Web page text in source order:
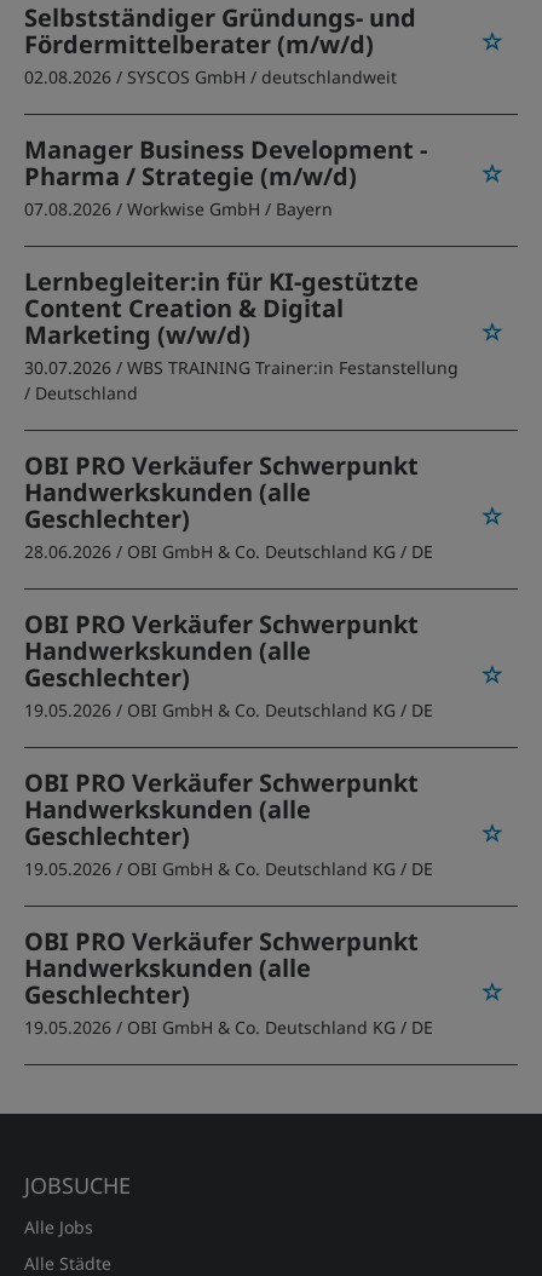
Selbstständiger Gründungs- und
Fördermittelberater (m/w/d)
02.08.2026 / SYSCOS GmbH / deutschlandweit
Manager Business Development -
Pharma / Strategie (m/w/d)
07.08.2026 / Workwise GmbH / Bayern
Lernbegleiter:in für KI-gestützte
Content Creation & Digital
Marketing (w/w/d)
30.07.2026 / WBS TRAINING Trainer:in Festanstellung
/ Deutschland
OBI PRO Verkäufer Schwerpunkt
Handwerkskunden (alle
Geschlechter)
28.06.2026 / OBI GmbH & Co. Deutschland KG / DE
OBI PRO Verkäufer Schwerpunkt
Handwerkskunden (alle
Geschlechter)
19.05.2026 / OBI GmbH & Co. Deutschland KG / DE
OBI PRO Verkäufer Schwerpunkt
Handwerkskunden (alle
Geschlechter)
19.05.2026 / OBI GmbH & Co. Deutschland KG / DE
OBI PRO Verkäufer Schwerpunkt
Handwerkskunden (alle
Geschlechter)
19.05.2026 / OBI GmbH & Co. Deutschland KG / DE
JOBSUCHE
Alle Jobs
Alle Städte